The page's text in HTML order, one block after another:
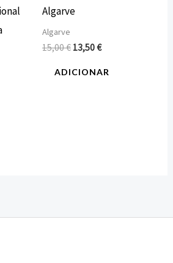
Algarve
Algarve
15,00€ 13,50€
ADICIONAR